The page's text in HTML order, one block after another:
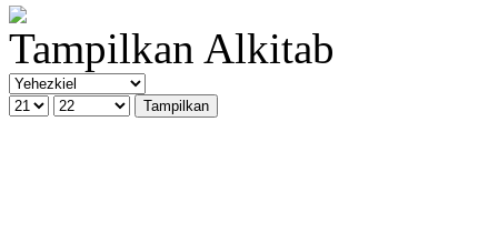
Tampilkan Alkitab